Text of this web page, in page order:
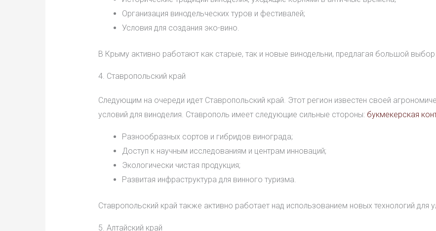
Организация винодельческих туров и фестивалей;
Условия для создания эко-вино.
В Крыму активно работают как старые, так и новые винодельни, предлагая большой выбор
4. Ставропольский край
Следующим на очереди идет Ставропольский край. Этот регион известен своей
условий для виноделия. Ставрополь имеет следующие сильные стороны: букмекерская
Разнообразных сортов и гибридов винограда;
Доступ к научным исследованиям и центрам инноваций;
Экологически чистая продукция;
Развитая инфраструктура для винного туризма.
Ставропольский край также активно работает над использованием новых технологий для
5. Алтайский край